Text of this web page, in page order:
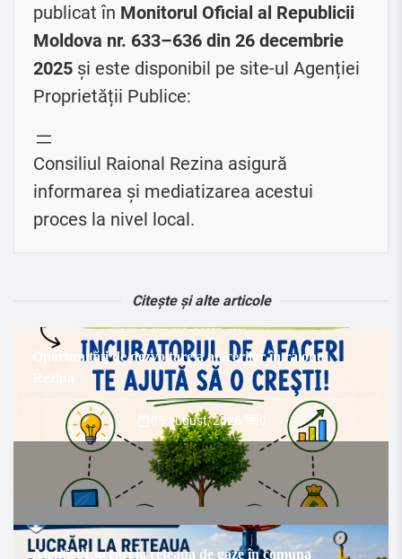
publicat în Monitorul Oficial al Republicii
Moldova nr. 633–636 din 26 decembrie
2025 și este disponibil pe site-ul Agenției
Proprietății Publice:
Consiliul Raional Rezina asigură
informarea și mediatizarea acestui
proces la nivel local.
Citește și alte articole
Oportunități de dezvoltare a afacerilor în raionul
Rezina
05 august, 2026
Atenție! Lucrări la rețeaua de gaze în comuna